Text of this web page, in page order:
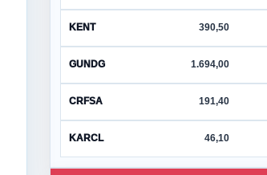
KENT 390,50
GUNDG 1.694,00
CRFSA 191,40
KARCL 46,10